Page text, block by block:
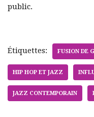
public.
Étiquettes: FUSION DE
HIP HOP ET JAZZ
JAZZ CONTEMPORAIN